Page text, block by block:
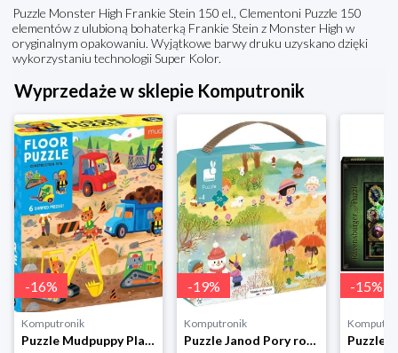
Puzzle Monster High Frankie Stein 150 el., Clementoni Puzzle 150
elementów z ulubioną bohaterką Frankie Stein z Monster High w
oryginalnym opakowaniu. Wyjątkowe barwy druku uzyskano dzięki
wykorzystaniu technologii Super Kolor.
Wyprzedaże w sklepie Komputronik
-16%
Komputronik
Puzzle Mudpuppy Plac Budowy 25 el.
-19%
Komputronik
Puzzle Janod Pory roku w walizce 36 elementów
-15%